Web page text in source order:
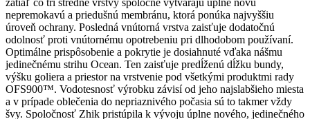
zatiaľ čo tri stredné vrstvy spoločne vytvárajú úplne novú
nepremokavú a priedušnú membránu, ktorá ponúka najvyššiu
úroveň ochrany. Posledná vnútorná vrstva zaisťuje dodatočnú
odolnosť proti vnútornému opotrebeniu pri dlhodobom používaní.
Optimálne prispôsobenie a pokrytie je dosiahnuté vďaka nášmu
jedinečnému strihu Ocean. Ten zaisťuje predĺženú dĺžku bundy,
výšku goliera a priestor na vrstvenie pod všetkými produktmi rady
OFS900™. Vodotesnosť výrobku závisí od jeho najslabšieho miesta
a v prípade oblečenia do nepriaznivého počasia sú to takmer vždy
švy. Spoločnosť Zhik pristúpila k vývoju úplne nového, jedinečného